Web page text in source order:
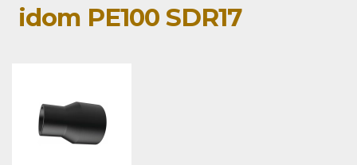
idom PE100 SDR17